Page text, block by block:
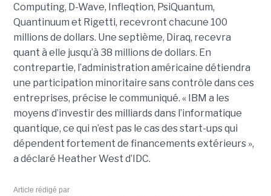
Computing, D-Wave, Infleqtion, PsiQuantum,
Quantinuum et Rigetti, recevront chacune 100
millions de dollars. Une septième, Diraq, recevra
quant à elle jusqu’à 38 millions de dollars. En
contrepartie, l’administration américaine détiendra
une participation minoritaire sans contrôle dans ces
entreprises, précise le communiqué. « IBM a les
moyens d’investir des milliards dans l’informatique
quantique, ce qui n’est pas le cas des start-ups qui
dépendent fortement de financements extérieurs »,
a déclaré Heather West d’IDC.
Article rédigé par